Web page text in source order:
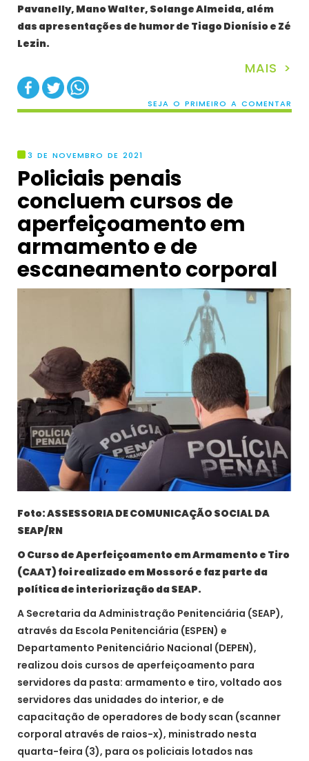
Pavanelly, Mano Walter, Solange Almeida, além
das apresentações de humor de Tiago Dionísio e Zé
Lezin.
MAIS >
SEJA O PRIMEIRO A COMENTAR
3 DE NOVEMBRO DE 2021
Policiais penais
concluem cursos de
aperfeiçoamento em
armamento e de
escaneamento corporal
Foto: ASSESSORIA DE COMUNICAÇÃO SOCIAL DA
SEAP/RN
O Curso de Aperfeiçoamento em Armamento e Tiro
(CAAT) foi realizado em Mossoró e faz parte da
política de interiorização da SEAP.
A Secretaria da Administração Penitenciária (SEAP),
através da Escola Penitenciária (ESPEN) e
Departamento Penitenciário Nacional (DEPEN),
realizou dois cursos de aperfeiçoamento para
servidores da pasta: armamento e tiro, voltado aos
servidores das unidades do interior, e de
capacitação de operadores de body scan (scanner
corporal através de raios-x), ministrado nesta
quarta-feira (3), para os policiais lotados nas